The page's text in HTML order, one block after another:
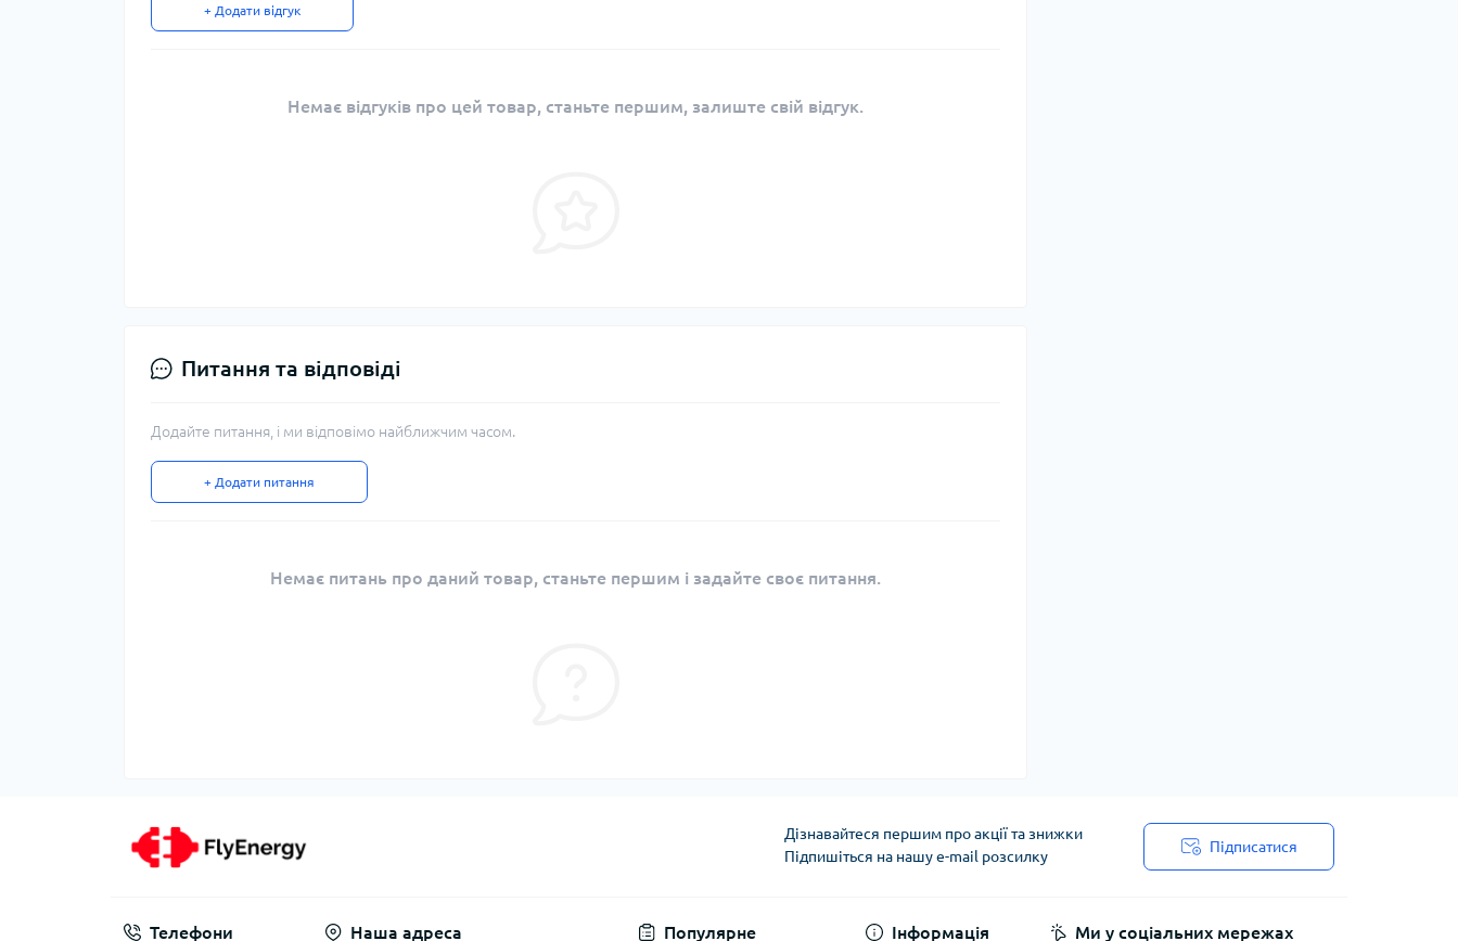
+ Додати відгук
Немає відгуків про цей товар, станьте першим, залиште свій відгук.
Питання та відповіді
Додайте питання, і ми відповімо найближчим часом.
+ Додати питання
Немає питань про даний товар, станьте першим і задайте своє питання.
Дізнавайтеся першим про акції та знижки
Підпишіться на нашу e-mail розсилку
Підписатися
Телефони Наша адреса Популярне Інформація Ми у соціальних мережах